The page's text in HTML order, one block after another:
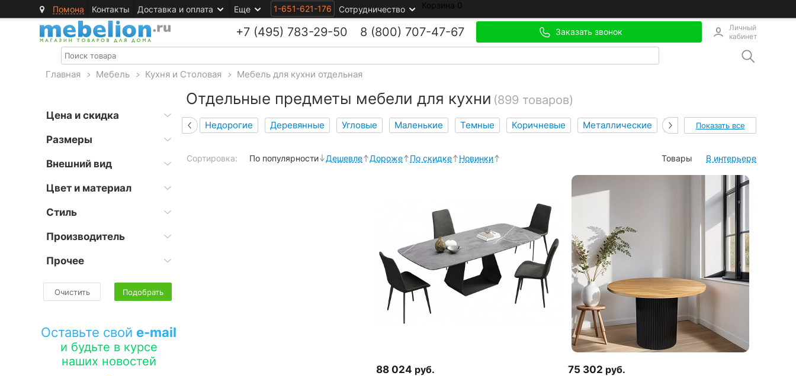
Помона Контакты Доставка и оплата Еще 1-651-621-176 Сотрудничество Корзина 0
+7 (495) 783-29-50 8 (800) 707-47-67 Заказать звонок
Личный
кабинет
Главная > Мебель > Кухня и Столовая > Мебель для кухни отдельная
Цена и скидка
Размеры
Внешний вид
Цвет и материал
Стиль
Производитель
Прочее
Очистить Подобрать
Оставьте свой e-mail
и будьте в курсе
наших новостей
Отдельные предметы мебели для кухни (899 товаров)
Недорогие Деревянные Угловые Маленькие Темные Коричневые Металлические Серый Пластик
Показать все
Сортировка: По популярности Дешевле Дороже По скидке Новинки Товары В интерьере
88 024 руб. 75 302 руб.